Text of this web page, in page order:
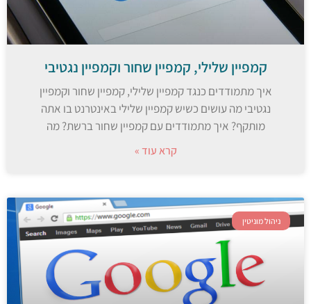
קמפיין שלילי, קמפיין שחור וקמפיין נגטיבי
איך מתמודדים כנגד קמפיין שלילי, קמפיין שחור וקמפיין
נגטיבי מה עושים כשיש קמפיין שלילי באינטרנט בו אתה
מותקף? איך מתמודדים עם קמפיין שחור ברשת? מה
קרא עוד »
ניהול מוניטין